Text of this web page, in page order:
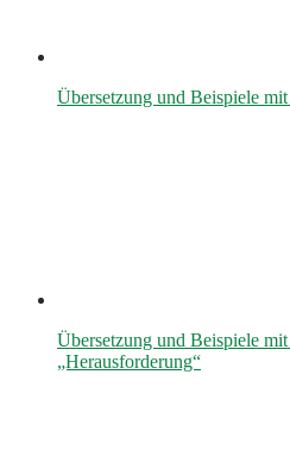
Übersetzung und Beispiele
Übersetzung und Beispiele
„Herausforderung“